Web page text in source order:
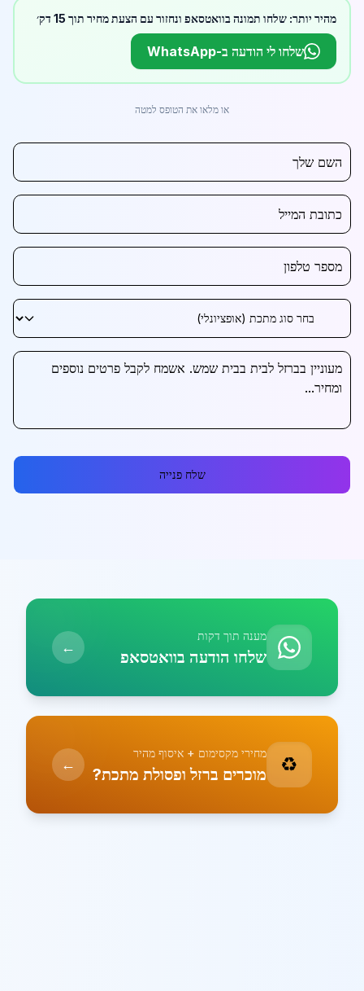
מהיר יותר: שלחו תמונה בוואטסאפ ונחזור עם הצעת מחיר תוך 15 דק׳
שלחו לי הודעה ב-WhatsApp
או מלאו את הטופס למטה
שלח פנייה
מענה תוך דקות
שלחו הודעה בוואטסאפ ←
♻️ מחירי מקסימום + איסוף מהיר
מוכרים ברזל ופסולת מתכת? ←